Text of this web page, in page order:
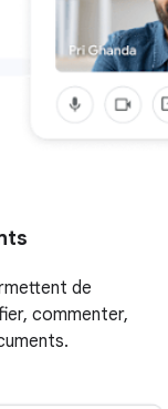
de
commenter,